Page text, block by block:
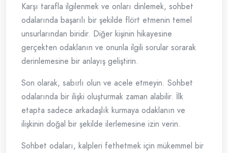
Karşı tarafla ilgilenmek ve onları dinlemek, sohbet
odalarında başarılı bir şekilde flört etmenin temel
unsurlarından biridir. Diğer kişinin hikayesine
gerçekten odaklanın ve onunla ilgili sorular sorarak
derinlemesine bir anlayış geliştirin.
Son olarak, sabırlı olun ve acele etmeyin. Sohbet
odalarında bir ilişki oluşturmak zaman alabilir. İlk
etapta sadece arkadaşlık kurmaya odaklanın ve
ilişkinin doğal bir şekilde ilerlemesine izin verin.
Sohbet odaları, kalpleri fethetmek için mükemmel bir